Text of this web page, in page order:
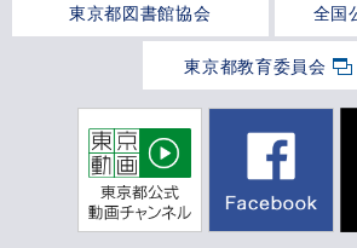
東京都図書館協会 全国
東京都教育委員会